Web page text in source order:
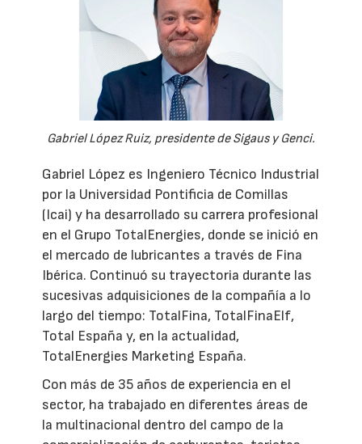
Gabriel López Ruiz, presidente de Sigaus y Genci.
Gabriel López es Ingeniero Técnico Industrial
por la Universidad Pontificia de Comillas
(Icai) y ha desarrollado su carrera profesional
en el Grupo TotalEnergies, donde se inició en
el mercado de lubricantes a través de Fina
Ibérica. Continuó su trayectoria durante las
sucesivas adquisiciones de la compañía a lo
largo del tiempo: TotalFina, TotalFinaElf,
Total España y, en la actualidad,
TotalEnergies Marketing España.
Con más de 35 años de experiencia en el
sector, ha trabajado en diferentes áreas de
la multinacional dentro del campo de la